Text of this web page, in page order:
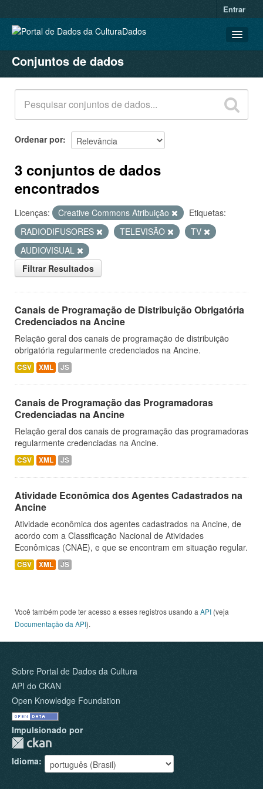
Entrar
CONJUNTOS DE DADOS
ORGANIZAÇÕES
GRUPOS
SOBRE
Conjuntos de dados
Ordenar por
3 conjuntos de dados
encontrados
Licenças: Creative Commons Atribuição
Etiquetas:
RADIODIFUSORES
TELEVISÃO
TV
AUDIOVISUAL
Filtrar Resultados
Canais de Programação de Distribuição Obrigatória
Credenciados na Ancine
Relação geral dos canais de programação de distribuição
obrigatória regularmente credenciados na Ancine.
CSV XML JS
Canais de Programação das Programadoras
Credenciadas na Ancine
Relação geral dos canais de programação das programadoras
regularmente credenciadas na Ancine.
CSV XML JS
Atividade Econômica dos Agentes Cadastrados na
Ancine
Atividade econômica dos agentes cadastrados na Ancine, de
acordo com a Classificação Nacional de Atividades
Econômicas (CNAE), e que se encontram em situação regular.
CSV XML JS
Você também pode ter acesso a esses registros usando a API (veja
Documentação da API).
Sobre Portal de Dados da Cultura
API do CKAN
Open Knowledge Foundation
Impulsionado por
Idioma